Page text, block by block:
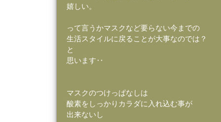
嬉しい。
って言うかマスクなど要らない今までの
生活スタイルに戻ることが大事なのでは？
と
思います‥
マスクのつけっぱなしは
酸素をしっかりカラダに入れ込む事が
出来ないし